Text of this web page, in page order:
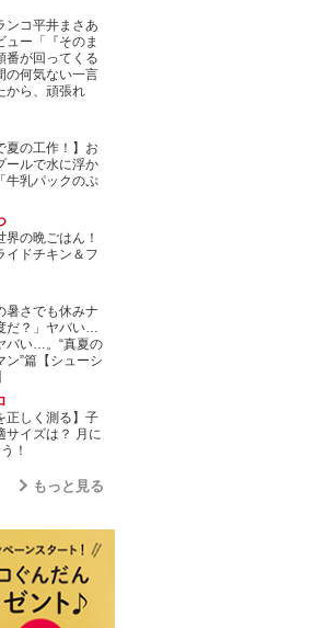
ンコ平井まさあ
ュー「『そのま
番が回ってくる
の何気ない一言
から、頑張れ
夏の工作！】お
ールで水に浮か
牛乳パックのぷ
の晩ごはん！
イドチキン＆フ
暑さでも休みナ
だ？」ヤバい…
バい…。“真夏の
ン”篇【シューシ
正しく測る】子
サイズは？ 月に
！
もっと見る